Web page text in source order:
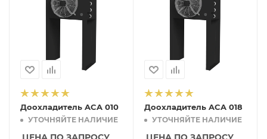
Доохладитель ACA 010
УТОЧНЯЙТЕ НАЛИЧИЕ
Доохладитель ACA 018
УТОЧНЯЙТЕ НАЛИЧИЕ